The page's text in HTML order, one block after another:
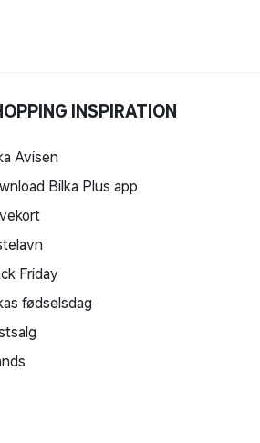
INSPIRATION
Avisen
Bilka Plus app
Friday
fødselsdag